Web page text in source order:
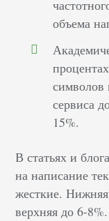
объема
символов
сервиса
15%.
В статьях и
на написание
жесткие. Нижняя
верхняя до 6-8%.